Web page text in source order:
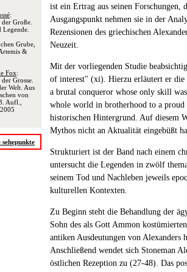
:
Große.
Legende.
Grube,
&
Fox:
Grosse.
Welt. Aus
von
Aufl.,
ist ein Ertrag aus seinen Forschungen,
Ausgangspunkt nehmen sie in der
Rezensionen des griechischen
Neuzeit.
Mit der vorliegenden Studie
of interest" (xi). Hierzu erläutert er
a brutal conqueror whose only skill
whole world in brotherhood to a
historischen Hintergrund. Auf diesem
Mythos nicht an Aktualität eingebüßt
Strukturiert ist der Band nach einem
untersucht die Legenden in zwölf
seinem Tod und Nachleben jeweils
kulturellen Kontexten.
Zu Beginn steht die Behandlung der
Sohn des als Gott Ammon
antiken Ausdeutungen von Alexanders
Anschließend wendet sich Stoneman
östlichen Rezeption zu (27-48). Das